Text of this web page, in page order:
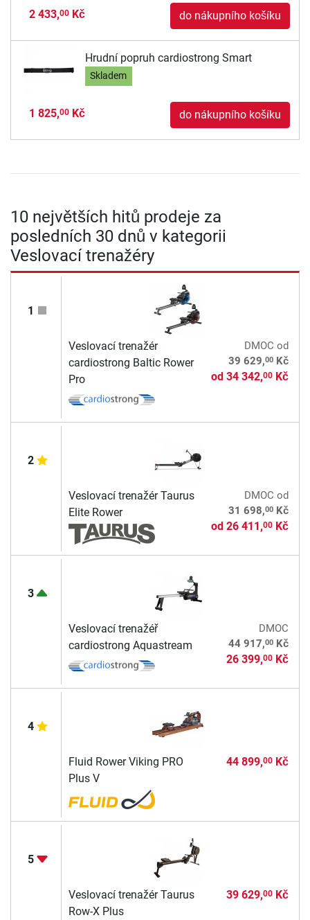
2 433,00Kč do nákupního košíku
Hrudní popruh cardiostrong Smart
Skladem
1 825,00Kč do nákupního košíku
10 největších hitů prodeje za
posledních 30 dnů v kategorii
Veslovací trenažéry
1
Veslovací trenažér
cardiostrong Baltic Rower
Pro
DMOC od
39 629,00Kč
od 34 342,00Kč
2
Veslovací trenažér Taurus
Elite Rower
DMOC od
31 698,00Kč
od 26 411,00Kč
3
Veslovací trenažéř
cardiostrong Aquastream
DMOC
44 917,00Kč
26 399,00Kč
4
Fluid Rower Viking PRO
Plus V
44 899,00Kč
5
Veslovací trenažér Taurus
Row-X Plus
39 629,00Kč